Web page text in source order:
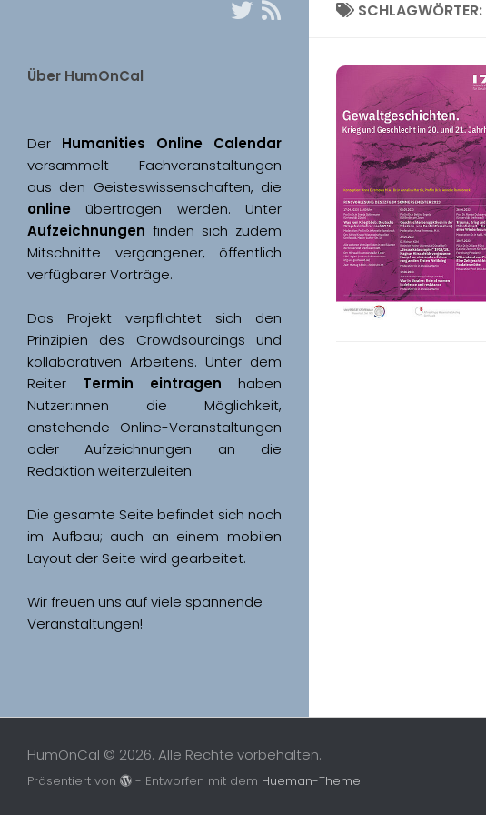
SCHLAGWÖRTER:
Über HumOnCal
Der
versammelt Fachveranstaltungen
online
Aufzeichnungen finden sich zudem
Mitschnitte vergangener, öffentlich
Das Projekt verpflichtet sich den
Prinzipien des Crowdsourcings und
kollaborativen Arbeitens. Unter dem
Reiter Termin eintragen haben
Nutzer:innen die Möglichkeit,
anstehende Online-Veranstaltungen
oder Aufzeichnungen an die
Redaktion weiterzuleiten.
Die gesamte Seite befindet sich noch
im Aufbau; auch an einem mobilen
Wir freuen uns auf viele spannende
Veranstaltungen!
HumOnCal © 2026. Alle Rechte vorbehalten.
Präsentiert von - Entworfen mit dem Hueman-Theme